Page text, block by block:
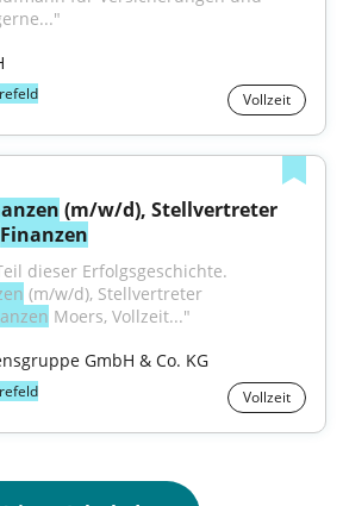
Vollzeit
(m/w/d), Stellvertreter
Finanzen
dieser Erfolgsgeschichte.
(m/w/d), Stellvertreter
Moers, Vollzeit..."
GmbH & Co. KG
Vollzeit